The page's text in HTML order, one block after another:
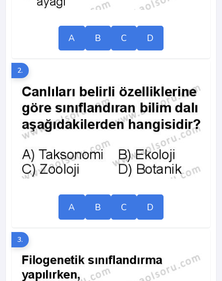
A B C D
2.
A B C D
3.